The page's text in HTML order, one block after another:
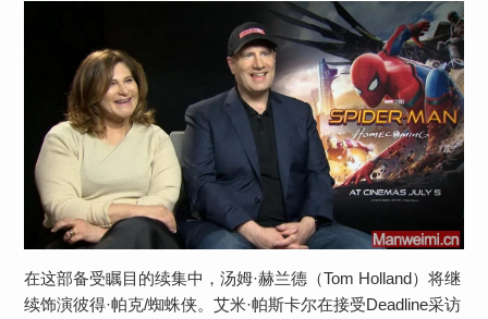
在这部备受瞩目的续集中，汤姆·赫兰德（Tom Holland）将继
续饰演彼得·帕克/蜘蛛侠。艾米·帕斯卡尔在接受Deadline采访